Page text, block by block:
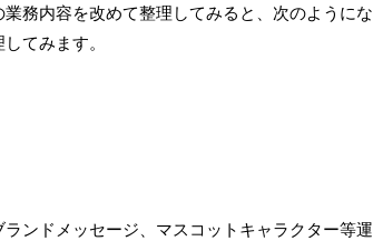
務内容を改めて整理してみると、次のようにな
てみます。
ンドメッセージ、マスコットキャラクター等運